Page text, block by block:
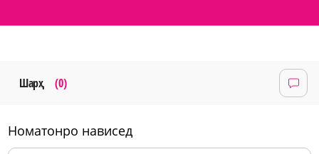
Шарҳ (0)
номатонро нависед